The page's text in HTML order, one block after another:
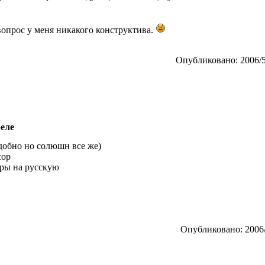
у меня никакого конструктива.
Опубликовано: 2006/
но солюшн все же)
на русскую
Опубликовано: